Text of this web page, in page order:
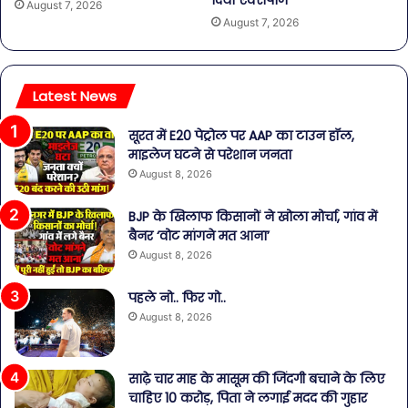
August 7, 2026
August 7, 2026
Latest News
सूरत में E20 पेट्रोल पर AAP का टाउन हॉल,
माइलेज घटने से परेशान जनता
August 8, 2026
BJP के खिलाफ किसानों ने खोला मोर्चा, गांव में
बैनर ‘वोट मांगने मत आना’
August 8, 2026
पहले नो.. फिर गो..
August 8, 2026
साढ़े चार माह के मासूम की जिंदगी बचाने के लिए
चाहिए 10 करोड़, पिता ने लगाई मदद की गुहार